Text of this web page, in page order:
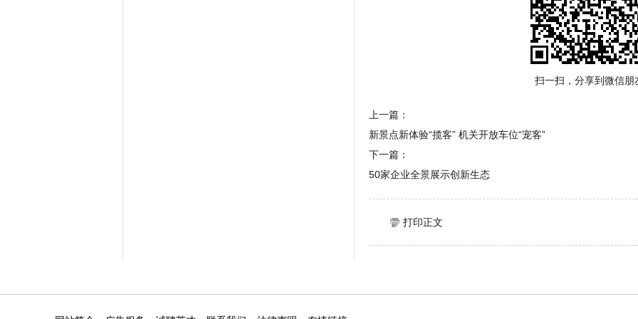
扫一扫，分享到微信朋
上一篇：
新景点新体验“揽客” 机关开放车位“宠客”
下一篇：
50家企业全景展示创新生态
打印正文